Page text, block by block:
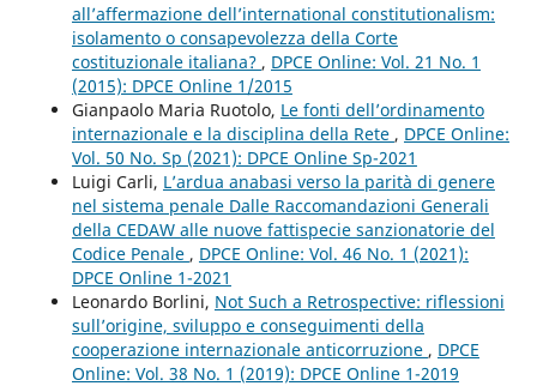
all’affermazione dell’international constitutionalism:
isolamento o consapevolezza della Corte
costituzionale italiana? , DPCE Online: Vol. 21 No. 1
(2015): DPCE Online 1/2015
Gianpaolo Maria Ruotolo, Le fonti dell’ordinamento
internazionale e la disciplina della Rete , DPCE Online:
Vol. 50 No. Sp (2021): DPCE Online Sp-2021
Luigi Carli, L’ardua anabasi verso la parità di genere
nel sistema penale Dalle Raccomandazioni Generali
della CEDAW alle nuove fattispecie sanzionatorie del
Codice Penale , DPCE Online: Vol. 46 No. 1 (2021):
DPCE Online 1-2021
Leonardo Borlini, Not Such a Retrospective: riflessioni
sull’origine, sviluppo e conseguimenti della
cooperazione internazionale anticorruzione , DPCE
Online: Vol. 38 No. 1 (2019): DPCE Online 1-2019